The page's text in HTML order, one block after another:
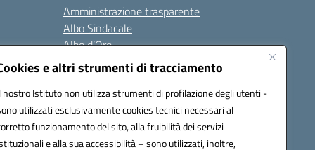
e altri strumenti di tracciamento
nostro Istituto non utilizza strumenti di profilazione degli utenti -
utilizzati esclusivamente cookies tecnici necessari al
funzionamento del sito, alla fruibilità dei servizi
e alla sua accessibilità – sono utilizzati, inoltre,
Amministrazione trasparente
Albo Sindacale
Albo d’Oro
Sicurezza
Erasmus
Seguici su: